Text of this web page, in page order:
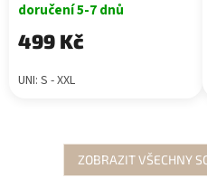
doručení 5-7 dnů
499 Kč
UNI: S - XXL
ZOBRAZIT VŠECHNY